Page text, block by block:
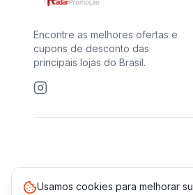
Encontre as melhores ofertas e
cupons de desconto das
principais lojas do Brasil.
Usamos cookies para melhorar